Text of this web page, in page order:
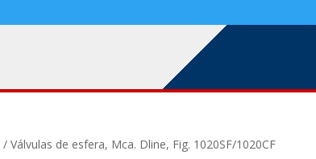
/ Válvulas de esfera, Mca. Dline, Fig. 1020SF/1020CF